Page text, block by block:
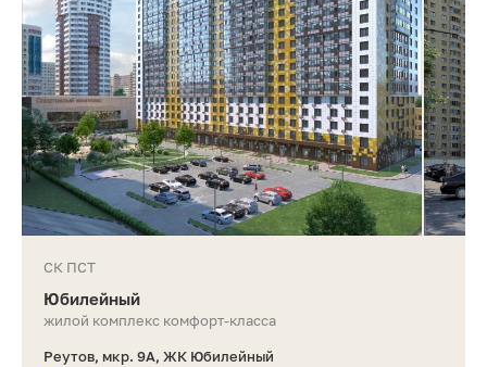
СК ПСТ
Юбилейный
жилой комплекс комфорт-класса
Реутов, мкр. 9А, ЖК Юбилейный